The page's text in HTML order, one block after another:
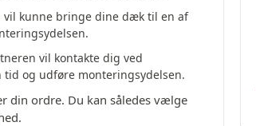
vil kunne bringe dine dæk til en af
vil kontakte dig ved
og udføre monteringsydelsen.
din ordre. Du kan således vælge